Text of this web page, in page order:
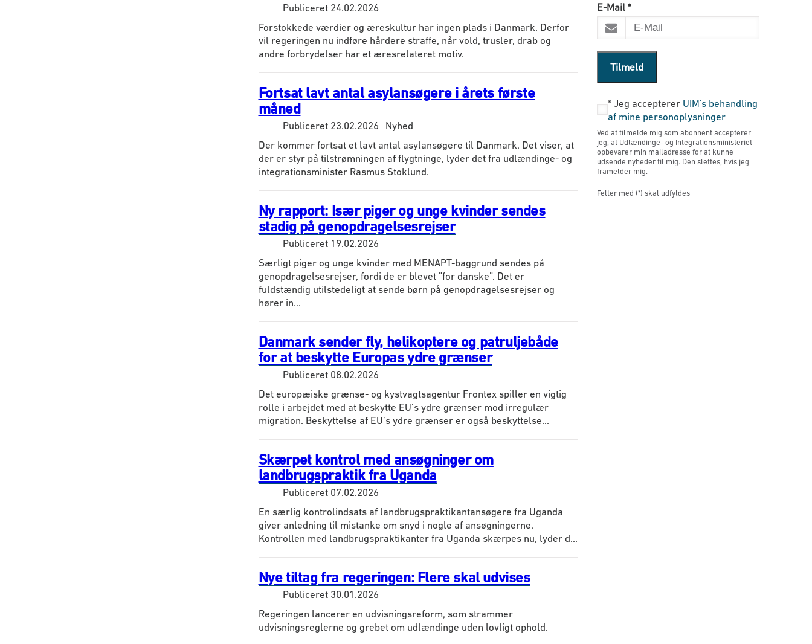
Publiceret 24.02.2026
Forstokkede værdier og æreskultur har ingen plads i Danmark. Derfor
vil regeringen nu indføre hårdere straffe, når vold, trusler, drab og
andre forbrydelser har et æresrelateret motiv.
Fortsat lavt antal asylansøgere i årets første
måned
Publiceret 23.02.2026
Nyhed
Der kommer fortsat et lavt antal asylansøgere til Danmark. Det viser, at
der er styr på tilstrømningen af flygtninge, lyder det fra udlændinge- og
integrationsminister Rasmus Stoklund.
Ny rapport: Især piger og unge kvinder sendes
stadig på genopdragelsesrejser
Publiceret 19.02.2026
Særligt piger og unge kvinder med MENAPT-baggrund sendes på
genopdragelsesrejser, fordi de er blevet ”for danske”. Det er
fuldstændig utilstedeligt at sende børn på genopdragelsesrejser og
hører in...
Danmark sender fly, helikoptere og patruljebåde
for at beskytte Europas ydre grænser
Publiceret 08.02.2026
Det europæiske grænse- og kystvagtsagentur Frontex spiller en vigtig
rolle i arbejdet med at beskytte EU’s ydre grænser mod irregulær
migration. Beskyttelse af EU’s ydre grænser er også beskyttelse...
Skærpet kontrol med ansøgninger om
landbrugspraktik fra Uganda
Publiceret 07.02.2026
En særlig kontrolindsats af landbrugspraktikantansøgere fra Uganda
giver anledning til mistanke om snyd i nogle af ansøgningerne.
Kontrollen med landbrugspraktikanter fra Uganda skærpes nu, lyder d...
Nye tiltag fra regeringen: Flere skal udvises
Publiceret 30.01.2026
Regeringen lancerer en udvisningsreform, som strammer
udvisningsreglerne og grebet om udlændinge uden lovligt ophold.
E-Mail *
Tilmeld
*Jeg accepterer UIM's behandling
af mine personoplysninger
Ved at tilmelde mig som abonnent accepterer
jeg, at Udlændinge- og Integrationsministeriet
opbevarer min mailadresse for at kunne
udsende nyheder til mig. Den slettes, hvis jeg
framelder mig.
Felter med (*) skal udfyldes